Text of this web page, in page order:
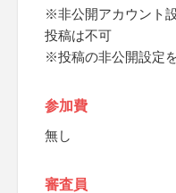
※非公開アカウント
投稿は不可
※投稿の非公開設定
参加費
無し
審査員